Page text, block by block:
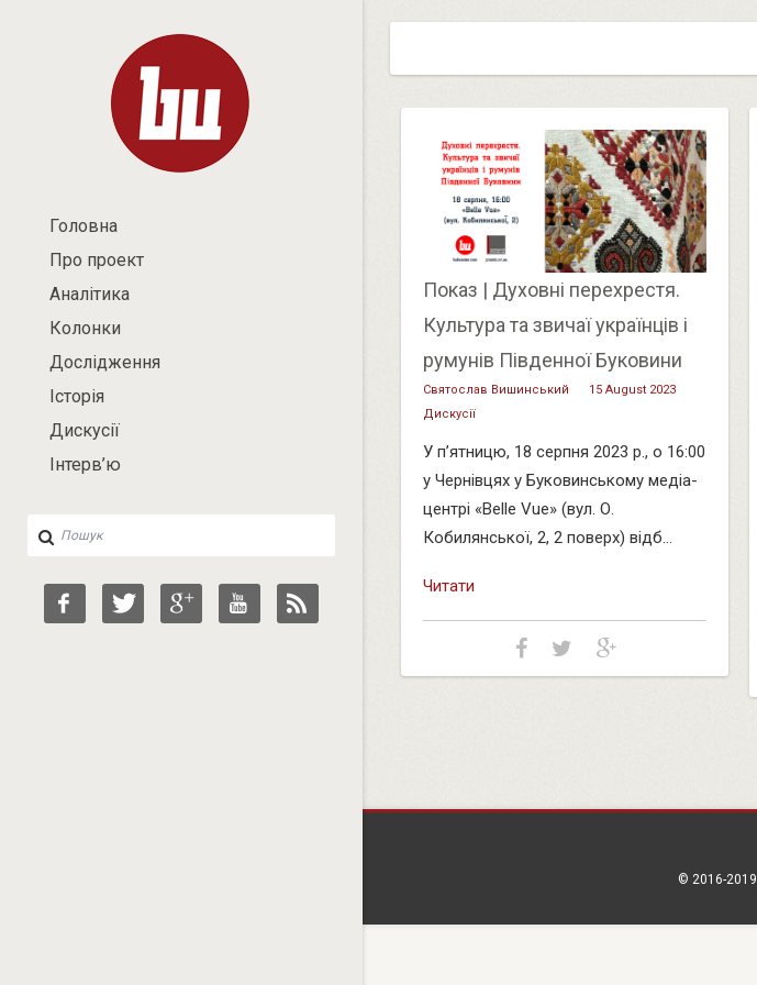
Головна
Про проект
Аналітика
Колонки
Дослідження
Історія
Дискусії
Інтерв’ю
Показ | Духовні перехрестя.
Культура та звичаї українців і
румунів Південної Буковини
Святослав Вишинський
15 August 2023
Дискусії
У п’ятницю, 18 серпня 2023 р., о 16:00
у Чернівцях у Буковинському медіа-
центрі «Belle Vue» (вул. О.
Кобилянської, 2, 2 поверх) відб...
Читати
© 2016-2019